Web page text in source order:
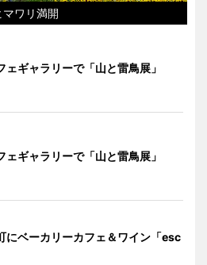
ワリ満開
ェギャラリーで「山と雷鳥展」
ェギャラリーで「山と雷鳥展」
にベーカリーカフェ＆ワイン「esc